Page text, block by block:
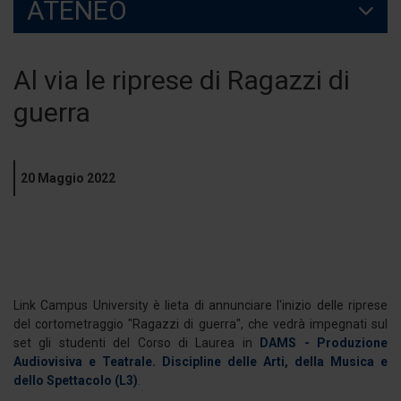
ATENEO
Al via le riprese di Ragazzi di
guerra
20 Maggio 2022
Link Campus University è lieta di annunciare l'inizio delle riprese
del cortometraggio "Ragazzi di guerra", che vedrà impegnati sul
set gli studenti del Corso di Laurea in
DAMS - Produzione
Audiovisiva e Teatrale. Discipline delle Arti, della Musica e
dello Spettacolo (L3)